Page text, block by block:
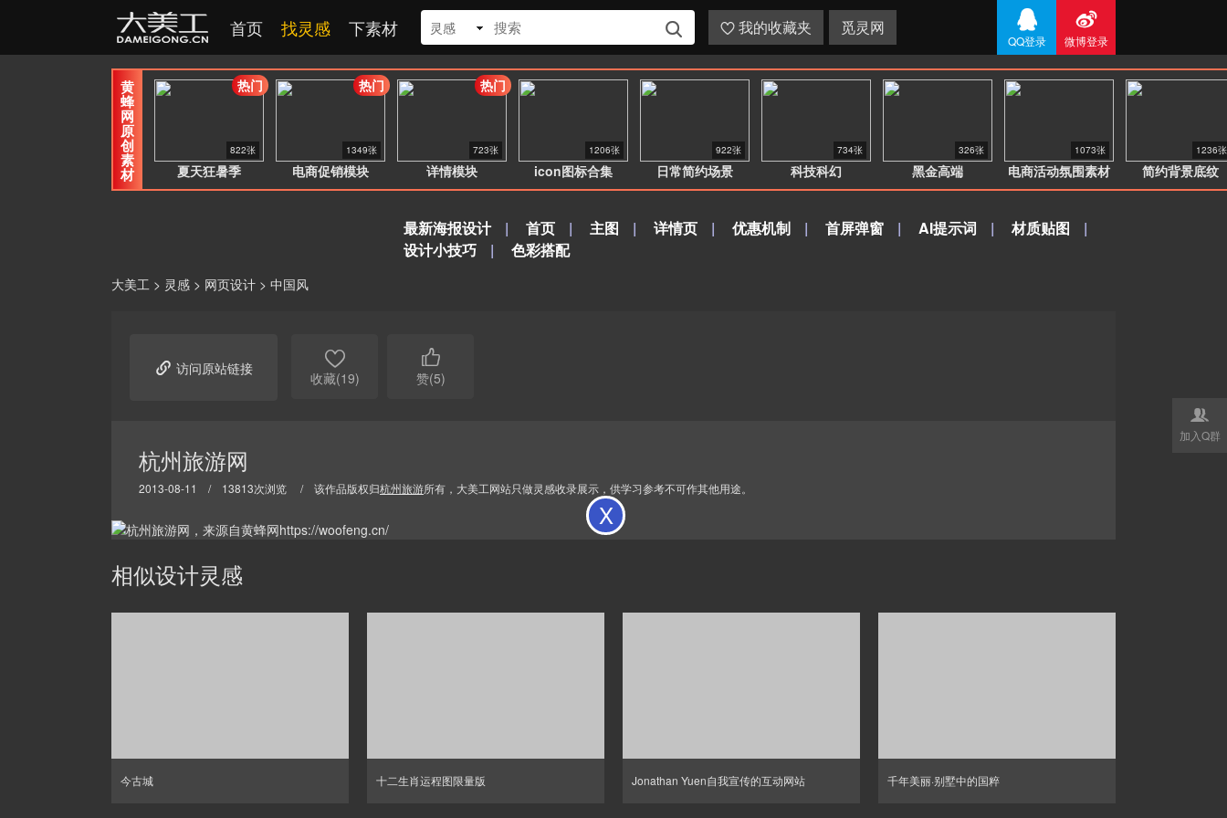
首页 找灵感 下素材 灵感   我的收藏夹 觅灵网 
QQ登录

微博登录
黄
蜂
网
原
创
素
材 夏天狂暑季
822张
热门
电商促销模块
1349张
热门
详情模块
723张
热门
icon图标合集
1206张
日常简约场景
922张
科技科幻
734张
黑金高端
326张
电商活动氛围素材
1073张
简约背景底纹
1236张
最新海报设计 | 首页 | 主图 | 详情页 | 优惠机制 | 首屏弹窗 | AI提示词 | 材质贴图
|
设计小技巧
| 色彩搭配
大美工 > 灵感 > 网页设计 > 中国风
 访问原站链接 
收藏(19)

赞(5)
杭州旅游网
2013-08-11 / 13813次浏览 / 该作品版权归杭州旅游所有，大美工网站只做灵感收录展示，供学习参考不可作其他用途。
相似设计灵感
今古城 十二生肖运程图限量版 Jonathan Yuen自我宣传的互动网站 千年美丽·别墅中的国粹

加入Q群
X